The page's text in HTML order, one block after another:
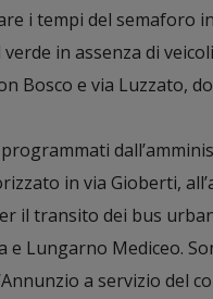
i tempi del semaforo
in assenza di
Bosco e via Luzzato,
in via Gioberti,
il transito dei bus
e Lungarno Mediceo.
a servizio del